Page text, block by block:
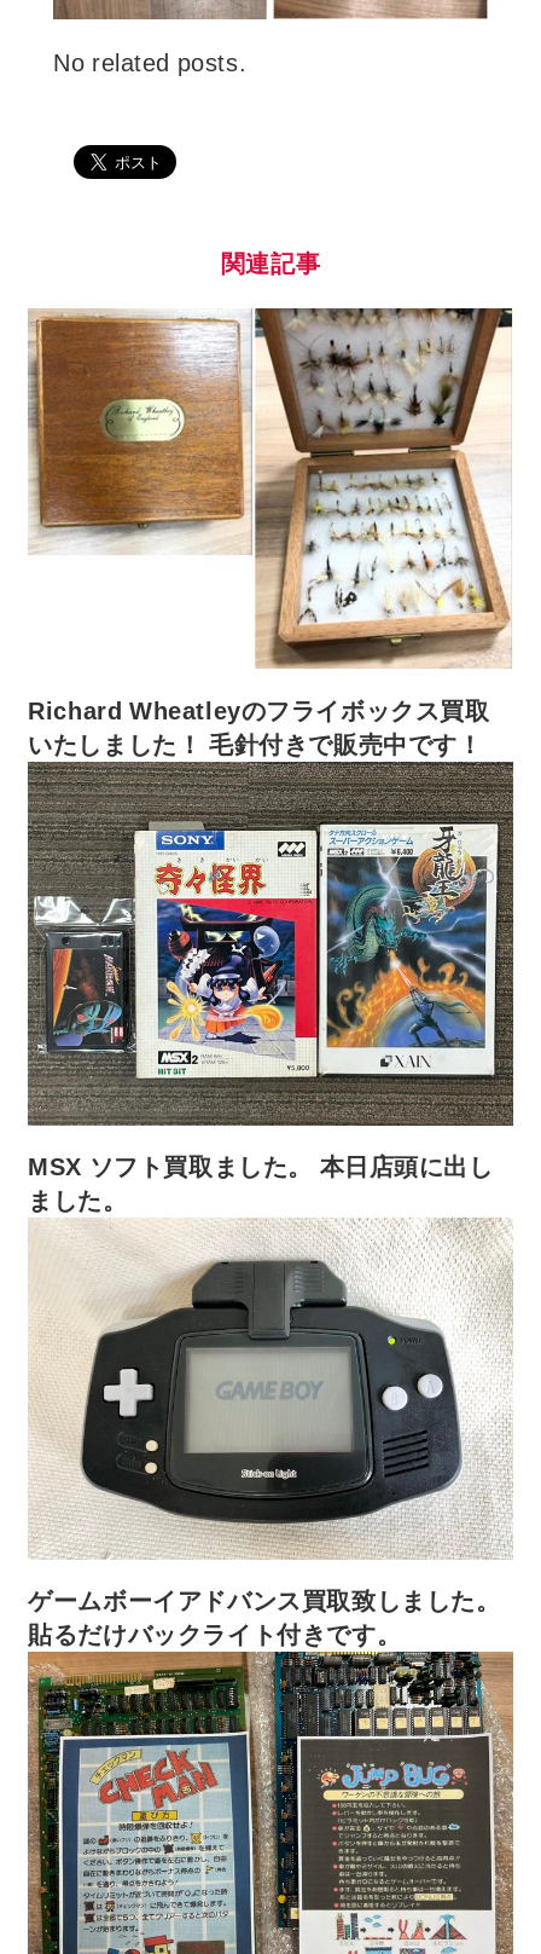
No related posts.
関連記事
Richard Wheatleyのフライボックス買取
いたしました！ 毛針付きで販売中です！
MSX ソフト買取ました。 本日店頭に出し
ました。
ゲームボーイアドバンス買取致しました。
貼るだけバックライト付きです。